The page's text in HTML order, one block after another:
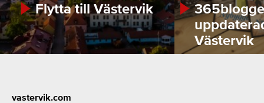
Flytta till Västervik
Västervik
Footer
vastervik.com